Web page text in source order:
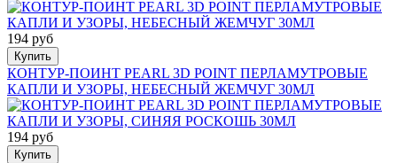
194 руб
Купить
КОНТУР-ПОИНТ PEARL 3D POINT ПЕРЛАМУТРОВЫЕ
КАПЛИ И УЗОРЫ, НЕБЕСНЫЙ ЖЕМЧУГ 30МЛ
194 руб
Купить